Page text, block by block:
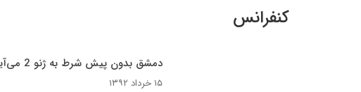
کنفرانس
دمشق بدون پیش شرط به ژنو 2 می‌آید
۱۵ خرداد ۱۳۹۲